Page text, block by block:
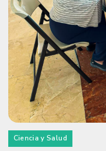
Ciencia y Salud